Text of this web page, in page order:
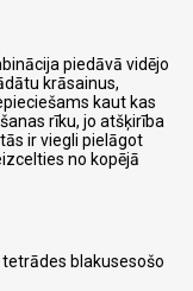
piedāvā vidējo
krāsainus,
kaut kas
rīku, jo atšķirība
ir viegli pielāgot
no kopējā
blakusesošo